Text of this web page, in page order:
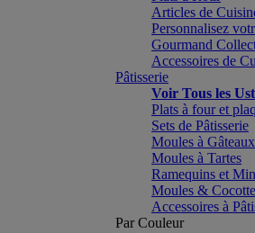
Articles de
Personnalisez
Gourmand
Accessoires de
Pâtisserie
Voir Tous les
Plats à four et
Sets de Pâtisserie
Moules à
Moules à Tartes
Ramequins et
Moules &
Accessoires à
Par Couleur